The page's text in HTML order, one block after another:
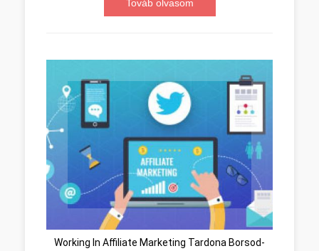
Továb olvasom
Working In Affiliate Marketing Tardona Borsod-